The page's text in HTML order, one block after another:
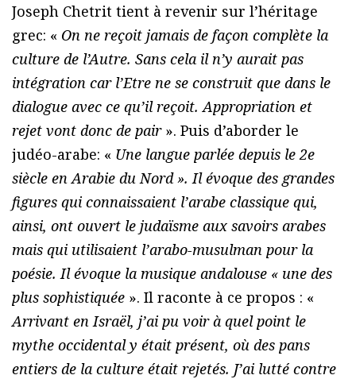
Joseph Chetrit tient à revenir sur l’héritage
grec: « On ne reçoit jamais de façon complète la
culture de l’Autre. Sans cela il n’y aurait pas
intégration car l’Etre ne se construit que dans le
dialogue avec ce qu’il reçoit. Appropriation et
rejet vont donc de pair». Puis d’aborder le
judéo-arabe: « Une langue parlée depuis le 2e
siècle en Arabie du Nord ». Il évoque des grandes
figures qui connaissaient l’arabe classique qui,
ainsi, ont ouvert le judaïsme aux savoirs arabes
mais qui utilisaient l’arabo-musulman pour la
poésie. Il évoque la musique andalouse « une des
plus sophistiquée ». Il raconte à ce propos : «
Arrivant en Israël, j’ai pu voir à quel point le
mythe occidental y était présent, où des pans
entiers de la culture était rejetés. J’ai lutté contre